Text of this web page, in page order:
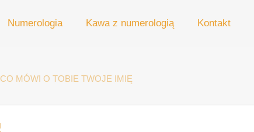
Numerologia Kawa z numerologią Kontakt
CO MÓWI O TOBIE TWOJE IMIĘ